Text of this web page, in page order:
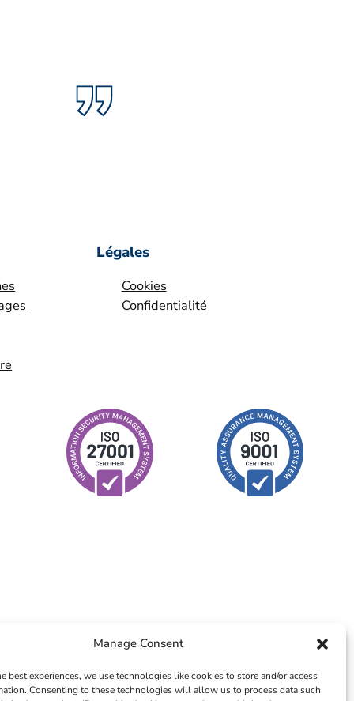
Manage Consent
best experiences, we use technologies like cookies to store and/or access
Consenting to these technologies will allow us to process data such
Légales
Cookies
Confidentialité